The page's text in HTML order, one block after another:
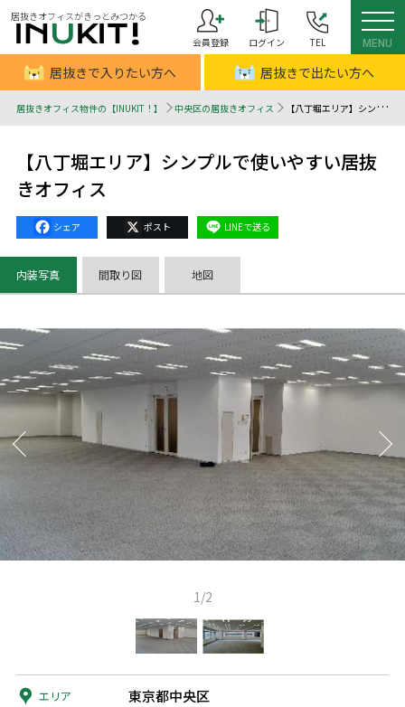
居抜きオフィスがきっとみつかる
会員登録
ログイン TEL MENU
居抜きで入りたい方へ 居抜きで出たい方へ
居抜きオフィス物件の【INUKIT！】 中央区の居抜きオフィス 【八丁堀エリア】シンプルで使いやすい居抜きオフィス - 居抜きオフィスはINUKIT！（イヌキット）
【八丁堀エリア】シンプルで使いやすい居抜
きオフィス
Facebook
X Line
内装写真 間取り図 地図
1/2
エリア 東京都中央区